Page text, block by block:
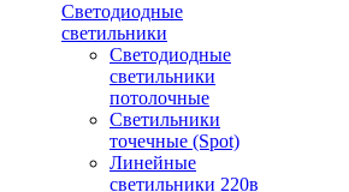
Светодиодные
светильники
Светодиодные
светильники
потолочные
Светильники
точечные (Spot)
Линейные
светильники 220в